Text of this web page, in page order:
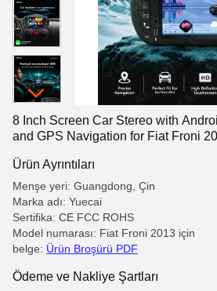
8 Inch Screen Car Stereo with
and GPS Navigation for Fiat Froni
Ürün Ayrıntıları
Menşe yeri: Guangdong, Çin
Marka adı: Yuecai
Sertifika: CE FCC ROHS
Model numarası: Fiat Froni 2013 için
belge: Ürün Broşürü PDF
Ödeme ve Nakliye Şartları